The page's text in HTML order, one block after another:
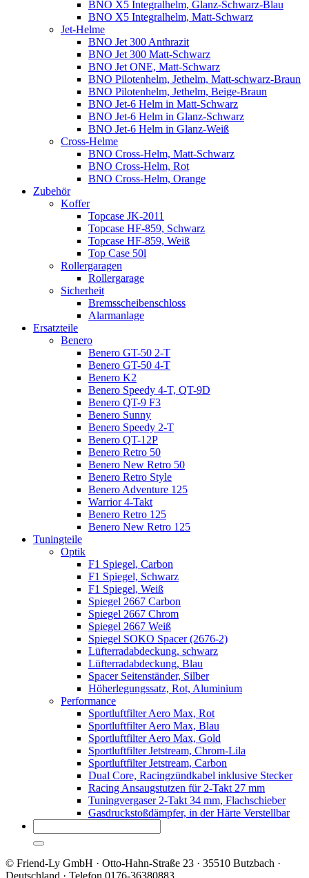
BNO X5 Integralhelm, Glanz-Schwarz-Blau
BNO X5 Integralhelm, Matt-Schwarz
Jet-Helme
BNO Jet 300 Anthrazit
BNO Jet 300 Matt-Schwarz
BNO Jet ONE, Matt-Schwarz
BNO Pilotenhelm, Jethelm, Matt-schwarz-Braun
BNO Pilotenhelm, Jethelm, Beige-Braun
BNO Jet-6 Helm in Matt-Schwarz
BNO Jet-6 Helm in Glanz-Schwarz
BNO Jet-6 Helm in Glanz-Weiß
Cross-Helme
BNO Cross-Helm, Matt-Schwarz
BNO Cross-Helm, Rot
BNO Cross-Helm, Orange
Zubehör
Koffer
Topcase JK-2011
Topcase HF-859, Schwarz
Topcase HF-859, Weiß
Top Case 50l
Rollergaragen
Rollergarage
Sicherheit
Bremsscheibenschloss
Alarmanlage
Ersatzteile
Benero
Benero GT-50 2-T
Benero GT-50 4-T
Benero K2
Benero Speedy 4-T, QT-9D
Benero QT-9 F3
Benero Sunny
Benero Speedy 2-T
Benero QT-12P
Benero Retro 50
Benero New Retro 50
Benero Retro Style
Benero Adventure 125
Warrior 4-Takt
Benero Retro 125
Benero New Retro 125
Tuningteile
Optik
F1 Spiegel, Carbon
F1 Spiegel, Schwarz
F1 Spiegel, Weiß
Spiegel 2667 Carbon
Spiegel 2667 Chrom
Spiegel 2667 Weiß
Spiegel SOKO Spacer (2676-2)
Lüfterradabdeckung, schwarz
Lüfterradabdeckung, Blau
Spacer Seitenständer, Silber
Höherlegungssatz, Rot, Aluminium
Performance
Sportluftfilter Aero Max, Rot
Sportluftfilter Aero Max, Blau
Sportluftfilter Aero Max, Gold
Sportluftfilter Jetstream, Chrom-Lila
Sportluftfilter Jetstream, Carbon
Dual Core, Racingzündkabel inklusive Stecker
Racing Ansaugstutzen für 2-Takt 27 mm
Tuningvergaser 2-Takt 34 mm, Flachschieber
Gasdruckstoßdämpfer, in der Härte Verstellbar
© Friend-Ly GmbH · Otto-Hahn-Straße 23 · 35510 Butzbach ·